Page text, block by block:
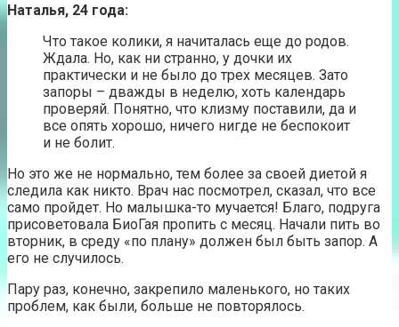
Наталья, 24 года:
Что такое колики, я начиталась еще до родов.
Ждала. Но, как ни странно, у дочки их
практически и не было до трех месяцев. Зато
запоры – дважды в неделю, хоть календарь
проверяй. Понятно, что клизму поставили, да и
все опять хорошо, ничего нигде не беспокоит
и не болит.
Но это же не нормально, тем более за своей диетой я
следила как никто. Врач нас посмотрел, сказал, что все
само пройдет. Но малышка-то мучается! Благо, подруга
присоветовала БиоГая пропить с месяц. Начали пить во
вторник, в среду «по плану» должен был быть запор. А
его не случилось.
Пару раз, конечно, закрепило маленького, но таких
проблем, как были, больше не повторялось.